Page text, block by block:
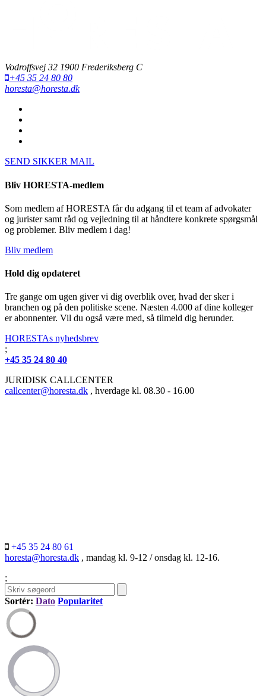
Vodroffsvej 32 1900 Frederiksberg C
+45 35 24 80 80
horesta@horesta.dk
SEND SIKKER MAIL
Bliv HORESTA-medlem
Som medlem af HORESTA får du adgang til et team af advokater
og jurister samt råd og vejledning til at håndtere konkrete spørgsmål
og problemer. Bliv medlem i dag!
Bliv medlem
Hold dig opdateret
Tre gange om ugen giver vi dig overblik over, hvad der sker i
branchen og på den politiske scene. Næsten 4.000 af dine kolleger
er abonnenter. Vil du også være med, så tilmeld dig herunder.
HORESTAs nyhedsbrev
;
+45 35 24 80 40
JURIDISK CALLCENTER
callcenter@horesta.dk , hverdage kl. 08.30 - 16.00
+45 35 24 80 61
horesta@horesta.dk , mandag kl. 9-12 / onsdag kl. 12-16.
;
Sortér: Dato Popularitet